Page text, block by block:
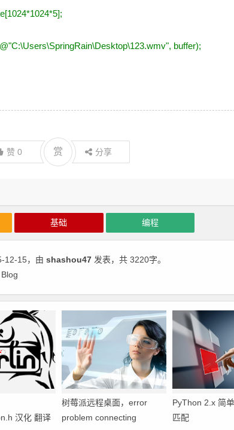
buffer);
赞 0 赏 分享
基础 编程
12-15，由 shashou47 发表，共 3220字。
汉化 翻译
树莓派远程桌面，error
problem connecting
PyThon 2.x 简
匹配